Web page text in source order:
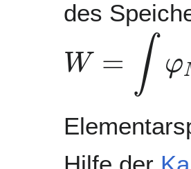
des
W= MM